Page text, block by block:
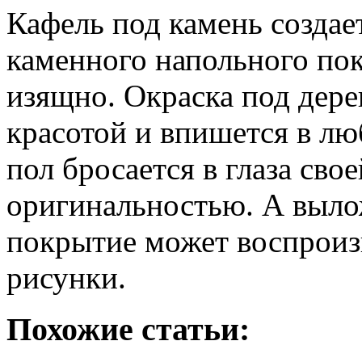
Кафель под камень
каменного напольного
изящно. Окраска под
красотой и впишется в
пол бросается в глаза
оригинальностью. А
покрытие может
рисунки.
Похожие статьи: